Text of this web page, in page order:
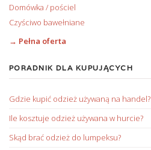
Domówka / pościel
Czyściwo bawełniane
→ Pełna oferta
PORADNIK DLA KUPUJĄCYCH
Gdzie kupić odzież używaną na handel?
Ile kosztuje odzież używana w hurcie?
Skąd brać odzież do lumpeksu?